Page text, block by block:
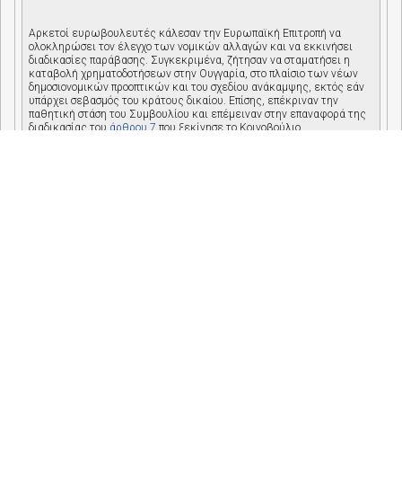
Αρκετοί ευρωβουλευτές κάλεσαν την Ευρωπαϊκή Επιτροπή να
ολοκληρώσει τον έλεγχο των νομικών αλλαγών και να εκκινήσει
διαδικασίες παράβασης. Συγκεκριμένα, ζήτησαν να σταματήσει η
καταβολή χρηματοδοτήσεων στην Ουγγαρία, στο πλαίσιο των νέων
δημοσιονομικών προοπτικών και του σχεδίου ανάκαμψης, εκτός εάν
υπάρχει σεβασμός του κράτους δικαίου. Επίσης, επέκριναν την
παθητική στάση του Συμβουλίου και επέμειναν στην επαναφορά της
διαδικασίας του άρθρου 7 που ξεκίνησε το Κοινοβούλιο.